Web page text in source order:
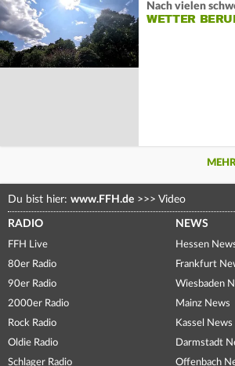
Nach vielen
WETTER
Du bist hier: www.FFH.de >>> Video
RADIO
FFH Live
80er Radio
90er Radio
2000er Radio
Rock Radio
Oldie Radio
Schlager Radio
NEWS
Hessen
Frankfurt
Wiesbaden
Mainz News
Kassel News
Darmstadt
Offenbach